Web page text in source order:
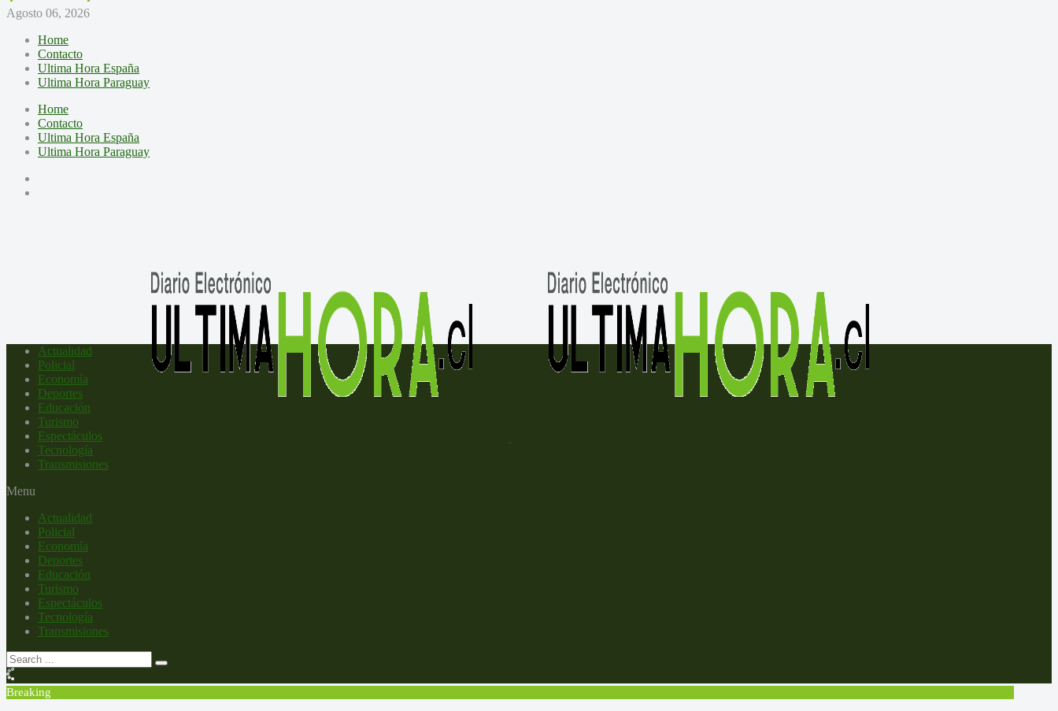
Agosto 06, 2026
Home
Contacto
Ultima Hora España
Ultima Hora Paraguay
Home
Contacto
Ultima Hora España
Ultima Hora Paraguay
Actualidad
Policial
Economía
Deportes
Educación
Turismo
Espectáculos
Tecnología
Transmisiones
Menu
Actualidad
Policial
Economía
Deportes
Educación
Turismo
Espectáculos
Tecnología
Transmisiones
Breaking